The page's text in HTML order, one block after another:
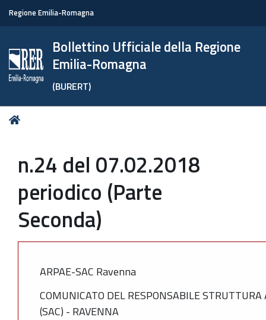
Regione Emilia-Romagna
Bollettino Ufficiale della Regione
Emilia-Romagna
(BURERT)
Tu
n.24 del 07.02.2018
periodico (Parte
Seconda)
ARPAE-SAC Ravenna
COMUNICATO DEL RESPONSABILE
(SAC) - RAVENNA